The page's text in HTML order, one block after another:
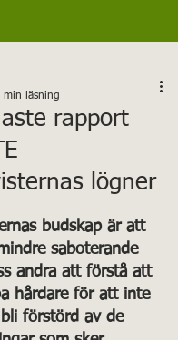
rapport
lögner
min läsning
av 5 stjärnor.
budskap är att
saboterande
andra att förstå att
hårdare för att inte
förstörd av de